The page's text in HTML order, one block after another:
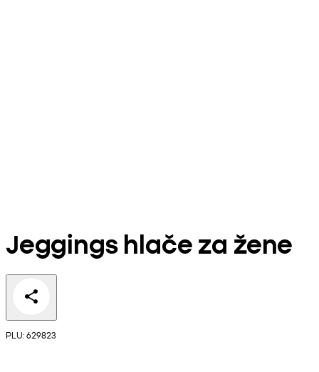
Jeggings hlače za žene
PLU: 629823